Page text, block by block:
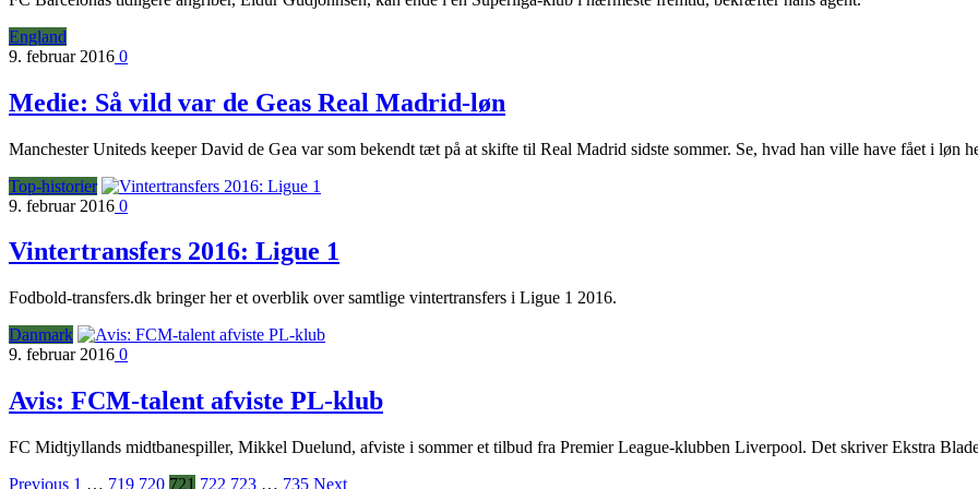
England
9. februar 2016 0
Medie: Så vild var de Geas Real Madrid-løn
Manchester Uniteds keeper David de Gea var som bekendt tæt på at skifte til Real Madrid sidste sommer. Se, hvad han ville have fået i løn
Top-historier
9. februar 2016 0
Vintertransfers 2016: Ligue 1
Fodbold-transfers.dk bringer her et overblik over samtlige vintertransfers i Ligue 1 2016.
Danmark
9. februar 2016 0
Avis: FCM-talent afviste PL-klub
FC Midtjyllands midtbanespiller, Mikkel Duelund, afviste i sommer et tilbud fra Premier League-klubben Liverpool. Det skriver Ekstra
Previous 1 … 719 720 721 722 723 … 735 Next